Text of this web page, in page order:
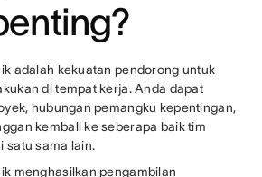
adalah kekuatan pendorong untuk
di tempat kerja. Anda dapat
hubungan pemangku kepentingan,
kembali ke seberapa baik tim
satu sama lain.
menghasilkan pengambilan